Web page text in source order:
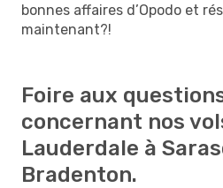
bonnes affaires d’Opodo et
maintenant?!
Foire aux
concernant nos
Lauderdale à
Bradenton.